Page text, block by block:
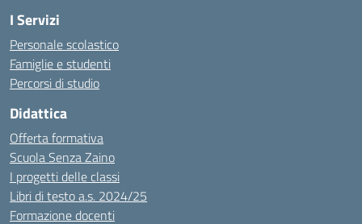
I Servizi
Personale scolastico
Famiglie e studenti
Percorsi di studio
Didattica
Offerta formativa
Scuola Senza Zaino
I progetti delle classi
Libri di testo a.s. 2024/25
Formazione docenti